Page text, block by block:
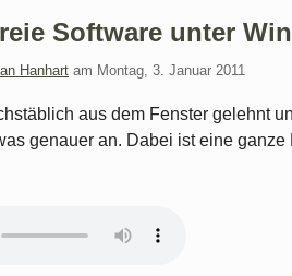
Software unter
Hanhart am Montag, 3. Januar 2011
aus dem Fenster gelehnt
genauer an. Dabei ist eine